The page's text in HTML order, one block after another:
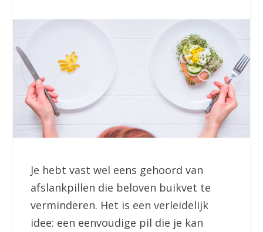
Je hebt vast wel eens gehoord van
afslankpillen die beloven buikvet te
verminderen. Het is een verleidelijk
idee: een eenvoudige pil die je kan